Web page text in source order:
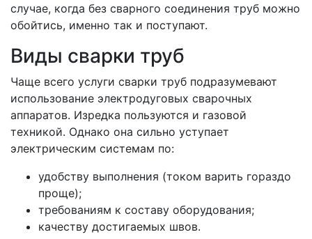
случае, когда без сварного соединения труб можно
обойтись, именно так и поступают.
Виды сварки труб
Чаще всего услуги сварки труб подразумевают
использование электродуговых сварочных
аппаратов. Изредка пользуются и газовой
техникой. Однако она сильно уступает
электрическим системам по:
удобству выполнения (током варить гораздо
проще);
требованиям к составу оборудования;
качеству достигаемых швов.